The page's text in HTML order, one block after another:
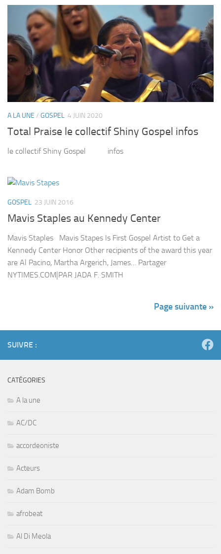
A LA UNE / GOSPEL 4 JUIN 2020
Total Praise le collectif Shiny Gospel infos
le collectif Shiny Gospel infos
GOSPEL 23 JUIN 2016
Mavis Staples au Kennedy Center
Mavis Staples Mavis Stapes Is First Gospel Artist to Get a
Kennedy Center Honor Other recipients of the award this year
are Al Pacino, Martha Argerich, James… Partager
NYTIMES.COM|PAR JADA F. SMITH
Page suivante »
SUIVRE :
CATÉGORIES
A la une
AC/DC
accordeoniste
Acteurs
Adam Bomb
afrobeat
Al Di Meola